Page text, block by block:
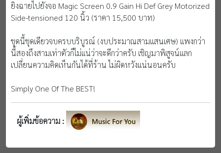
ยิงฉายไปยังจอ Magic Screen 0.9 Gain Hi Def Grey Motorized
Side-tensioned 120 นิ้ว (ราคา 15,500 บาท)
ชุดนี้ชุดเดียวจบครบบริบูรณ์ (งบประมาณสามแสนเศษ) แพงกว่า
นี้สองถึงสามเท่าตัวก็ไม่แน่ว่าจะดีกว่าครับ เชิญมาพิสูจน์แลก
เปลี่ยนความคิดเห็นกันได้ที่ร้าน ไม่ผิดหวังแน่นอนครับ
Simply One Of The BEST!
ผู้เพิ่มข้อความ :